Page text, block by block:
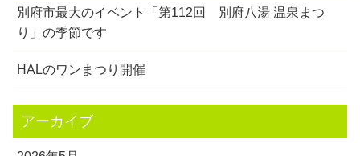
別府市最大のイベント「第112回 別府八湯 温泉まつ
り」の季節です
HALのワンまつり開催
アーカイブ